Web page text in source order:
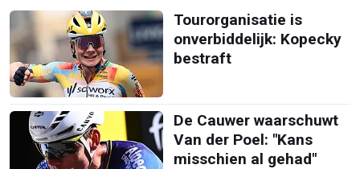
Tourorganisatie is
onverbiddelijk: Kopecky
bestraft
De Cauwer waarschuwt
Van der Poel: "Kans
misschien al gehad"